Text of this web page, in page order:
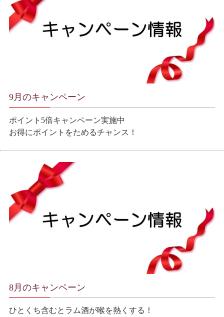
9月のキャンペーン
ポイント5倍キャンペーン実施中
お得にポイントをためるチャンス！
8月のキャンペーン
ひとくち含むとラム酒が喉を熱くする！